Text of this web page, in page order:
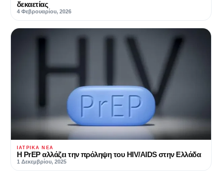
δεκαετίας
4 Φεβρουαρίου, 2026
ΙΑΤΡΙΚΆ ΝΈΑ
Η PrEP αλλάζει την πρόληψη του HIV/AIDS στην Ελλάδα
1 Δεκεμβρίου, 2025